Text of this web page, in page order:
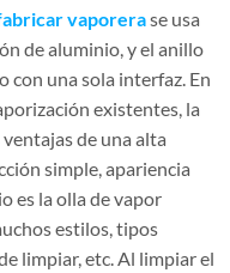
vaporerase usa
de aluminio, y el anillo
con una sola interfaz. En
existentes, la
de una alta
simple, apariencia
es la olla de vapor
estilos, tipos
limpiar, etc. Al limpiar el